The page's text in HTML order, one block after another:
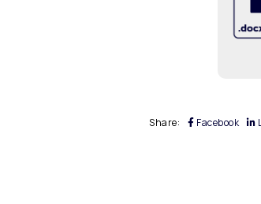
Share: Facebook